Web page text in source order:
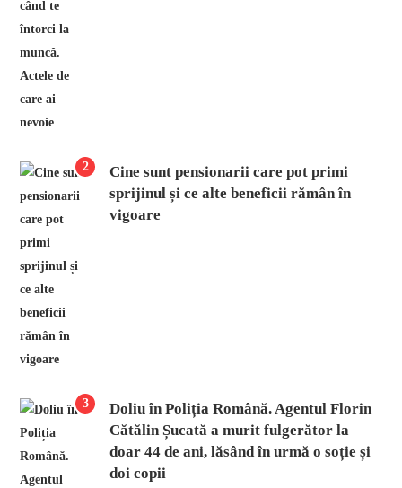
2
Cine sunt pensionarii care pot primi
sprijinul și ce alte beneficii rămân în
vigoare
3
Doliu în Poliția Română. Agentul Florin
Cătălin Șucată a murit fulgerător la
doar 44 de ani, lăsând în urmă o soție și
doi copii